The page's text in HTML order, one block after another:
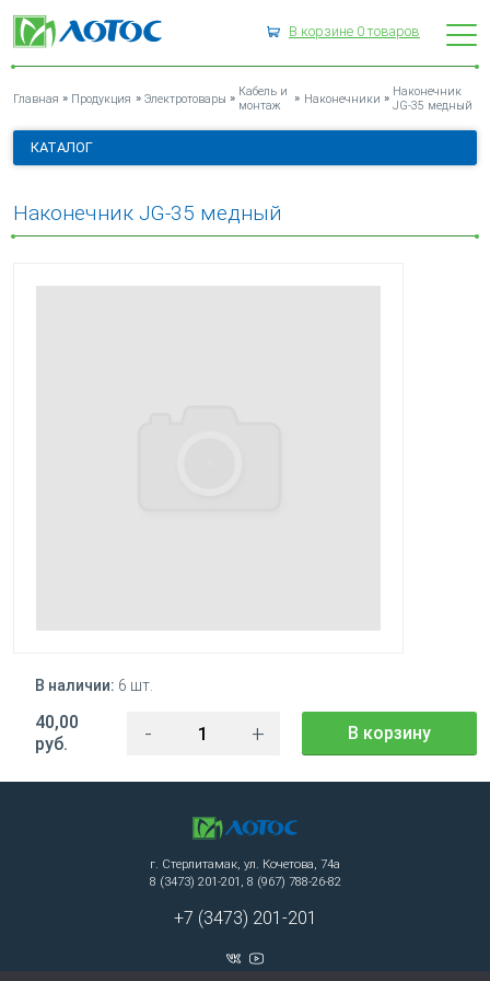
В корзине 0товаров
НАКОНЕЧНИК JG-35 МЕДНЫЙ
Главная » Продукция » Электротовары » Кабель и
монтаж
» Наконечники » Наконечник
JG-35 медный
КАТАЛОГ
Наконечник JG-35 медный
В наличии: 6 шт.
40,00
руб.
- + В корзину
г. Стерлитамак, ул. Кочетова, 74а
8 (3473) 201-201, 8 (967) 788-26-82
+7 (3473) 201-201